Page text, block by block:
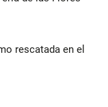
rescatada en el